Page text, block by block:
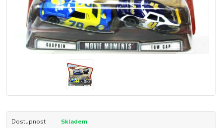
Dostupnost Skladem